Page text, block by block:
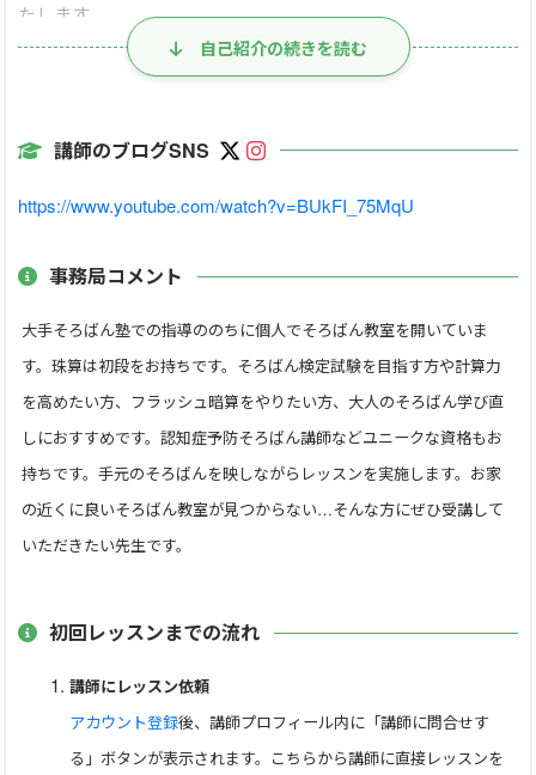
たします。
中学生は部活動等の時間をできるだけ配慮させていただきま
再度勉強されたい、新規の方もまなぶてらすの教材や検定試
動画解説 https://www.youtube.com/watch?v=qtnKMofZ3Dk
PDFで読む
https://www.manatera.com/pdf/manatera/temoto.pdfをご参考に
していただき手元が見えるようにご協力宜しくお願いしま
す。
もありがとう
年長さんで4月から小学生になり通われる日数も増やしたいと
生徒さん自ら親御さんに伝えられたそうです。可愛らしくて
うれしい限りです。
自己紹介の続きを読む
講師のブログSNS
https://www.youtube.com/watch?v=BUkFI_75MqU
事務局コメント
大手そろばん塾での指導ののちに個人でそろばん教室を開いていま
す。珠算は初段をお持ちです。そろばん検定試験を目指す方や計算力
を高めたい方、フラッシュ暗算をやりたい方、大人のそろばん学び直
しにおすすめです。認知症予防そろばん講師などユニークな資格もお
持ちです。手元のそろばんを映しながらレッスンを実施します。お家
の近くに良いそろばん教室が見つからない…そんな方にぜひ受講して
いただきたい先生です。
初回レッスンまでの流れ
講師にレッスン依頼
アカウント登録後、講師プロフィール内に「講師に問合せす
る」ボタンが表示されます。こちらから講師に直接レッスンを